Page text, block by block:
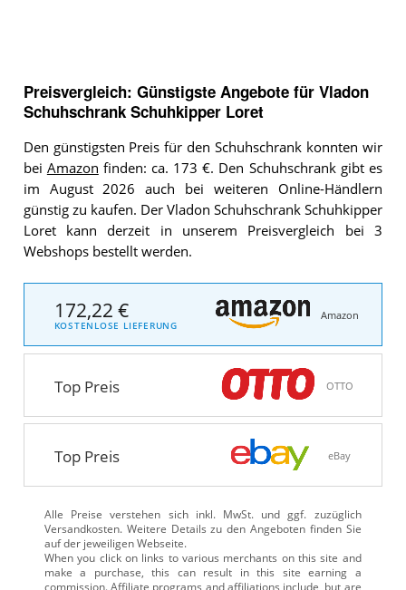
Preisvergleich: Günstigste Angebote für Vladon
Schuhschrank Schuhkipper Loret
Den günstigsten Preis für den Schuhschrank konnten wir
bei Amazon finden: ca. 173 €. Den Schuhschrank gibt es
im August 2026 auch bei weiteren Online-Händlern
günstig zu kaufen. Der Vladon Schuhschrank Schuhkipper
Loret kann derzeit in unserem Preisvergleich bei 3
Webshops bestellt werden.
172,22 €
KOSTENLOSE LIEFERUNG
Amazon
Top Preis OTTO
Top Preis eBay
Alle Preise verstehen sich inkl. MwSt. und ggf. zuzüglich
Versandkosten. Weitere Details zu den Angeboten finden Sie
auf der jeweiligen Webseite.